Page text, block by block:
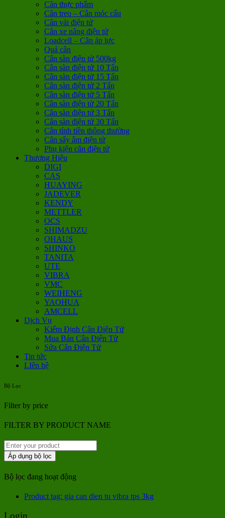
Cân thực phẩm
Cân treo – Cân móc cẩu
Cân vải điện tử
Cân xe nâng điện tử
Loadcell – Cân áp lực
Quả cân
Cân sàn điện tử 500kg
Cân sàn điện tử 10 Tấn
Cân sàn điện tử 15 Tấn
Cân sàn điện tử 2 Tấn
Cân sàn điện tử 5 Tấn
Cân sàn điện tử 20 Tấn
Cân sàn điện tử 3 Tấn
Cân sàn điện tử 30 Tấn
Cân tính tiền thông thường
Cân sấy ẩm điện tử
Phụ kiện cân điện tử
Thương Hiệu
DIGI
CAS
HUAYING
JADEVER
KENDY
METTLER
OCS
SHIMADZU
OHAUS
SHINKO
TANITA
UTE
VIBRA
VMC
WEIHENG
YAOHUA
AMCELL
Dịch Vụ
Kiểm Định Cân Điện Tử
Mua Bán Cân Điện Tử
Sửa Cân Điện Tử
Tin tức
LIên hệ
Bộ Lọc
Filter by price
FILTER BY PRODUCT NAME
Áp dụng bộ lọc
Bộ lọc đang hoạt động
Product tag: gia can dien tu vibra tps 3kg
Login